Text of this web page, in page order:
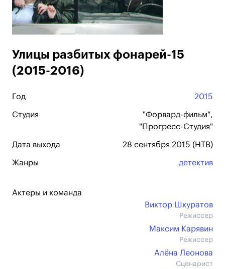
Улицы разбитых фонарей-15
(2015-2016)
Год 2015
Студия
"Форвард-фильм",
"Прогресс-Студия"
Дата выхода 28 сентября 2015 (НТВ)
Жанры детектив
Актеры и команда
Виктор Шкуратов
Режиссер
Максим Карявин
Режиссер
Алёна Леонова
Сценарист